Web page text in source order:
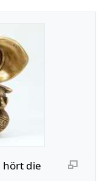
hört die